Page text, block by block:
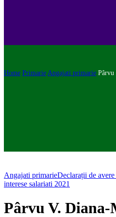
Home Primarie Angajati primarie Pârvu
Angajati primarieDeclarații de
interese salariati 2021
Pârvu V.